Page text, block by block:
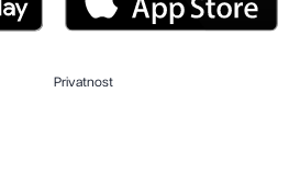
Privatnost